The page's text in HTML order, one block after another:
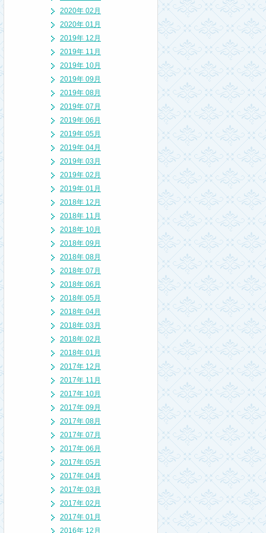
2020年 02月
2020年 01月
2019年 12月
2019年 11月
2019年 10月
2019年 09月
2019年 08月
2019年 07月
2019年 06月
2019年 05月
2019年 04月
2019年 03月
2019年 02月
2019年 01月
2018年 12月
2018年 11月
2018年 10月
2018年 09月
2018年 08月
2018年 07月
2018年 06月
2018年 05月
2018年 04月
2018年 03月
2018年 02月
2018年 01月
2017年 12月
2017年 11月
2017年 10月
2017年 09月
2017年 08月
2017年 07月
2017年 06月
2017年 05月
2017年 04月
2017年 03月
2017年 02月
2017年 01月
2016年 12月